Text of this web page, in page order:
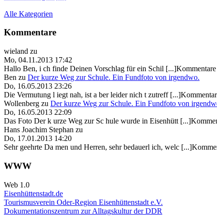
Alle Kategorien
Kommentare
wieland zu
Mo, 04.11.2013 17:42
Hallo Ben, i ch finde Deinen Vorschlag für ein Schil
Ben zu Der kurze Weg zur Schule. Ein Fundfoto von irgendwo.
Do, 16.05.2013 23:26
Die Vermutung l iegt nah, ist a ber leider nich t zutreff
Wollenberg zu Der kurze Weg zur Schule. Ein Fundfoto von
Do, 16.05.2013 22:09
Das Foto Der k urze Weg zur Sc hule wurde in Eisenhütt
Hans Joachim Stephan zu
Do, 17.01.2013 14:20
Sehr geehrte Da men und Herren, sehr bedauerl ich, welc
WWW
Web 1.0
Eisenhüttenstadt.de
Tourismusverein Oder-Region Eisenhüttenstadt e.V.
Dokumentationszentrum zur Alltagskultur der DDR